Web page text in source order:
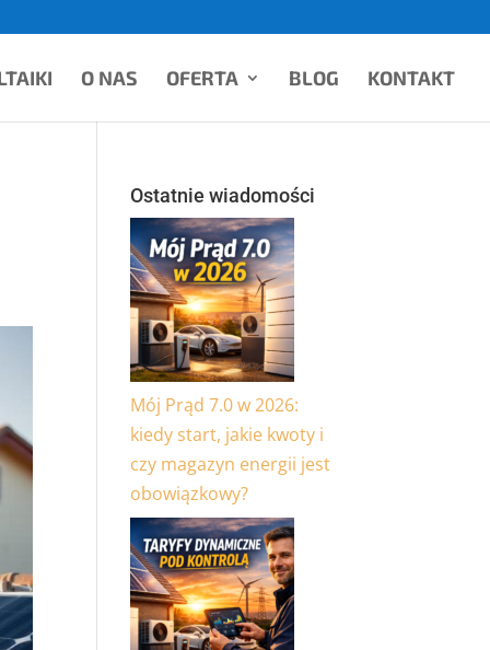
O NAS OFERTA BLOG KONTAKT
Ostatnie wiadomości
Mój Prąd 7.0 w 2026:
kiedy start, jakie kwoty i
czy magazyn energii jest
obowiązkowy?